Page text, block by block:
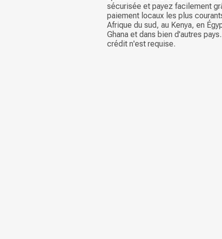
sécurisée et payez facilement
paiement locaux les plus
Afrique du sud, au Kenya, en
Ghana et dans bien d'autres
crédit n'est requise.